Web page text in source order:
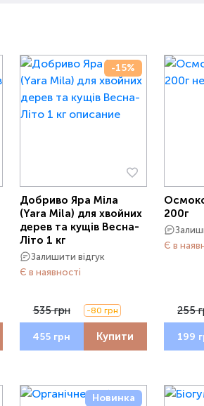
-15%
Добриво Яра Міла
(Yara Mila) для хвойних
дерев та кущів Весна-
Літо 1 кг
Залишити відгук
Є в наявності
535 грн -80 грн
455 грн Купити
200г
Є в
255
199
Новинка